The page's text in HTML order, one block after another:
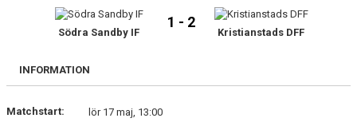
BILDGALLERISödra Sandby IF
1 - 2
Kristianstads DFF
INFORMATION
Matchstart:
lör 17 maj, 13:00